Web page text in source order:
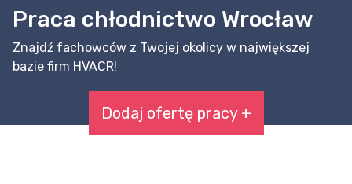
Praca chłodnictwo Wrocław
Znajdź fachowców z Twojej okolicy w największej
bazie firm HVACR!
Dodaj ofertę pracy +